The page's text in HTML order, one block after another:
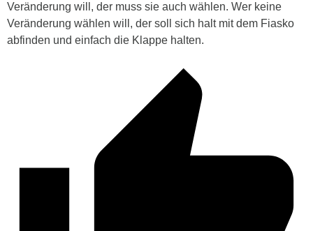
Veränderung will, der muss sie auch wählen. Wer keine
Veränderung wählen will, der soll sich halt mit dem Fiasko
abfinden und einfach die Klappe halten.